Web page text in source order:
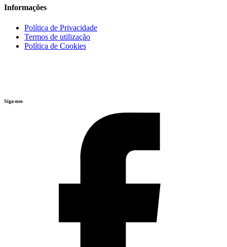
Informações
Política de Privacidade
Termos de utilização
Política de Cookies
Siga-nos